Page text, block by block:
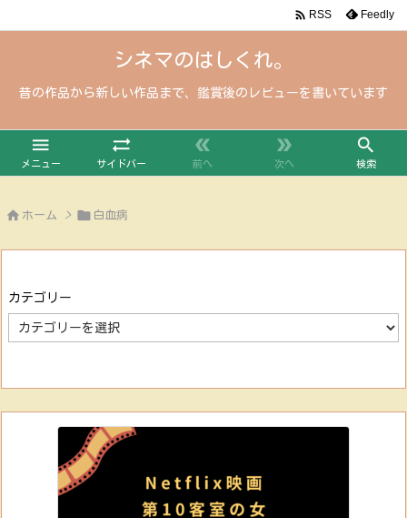
シネマのはしくれ。
昔の作品から新しい作品まで、鑑賞後のレビューを書いています

メニュー

サイドバー

前へ

次へ

検索
 RSS Feedly
 ホーム >  白血病
カテゴリー
テ
ゴ